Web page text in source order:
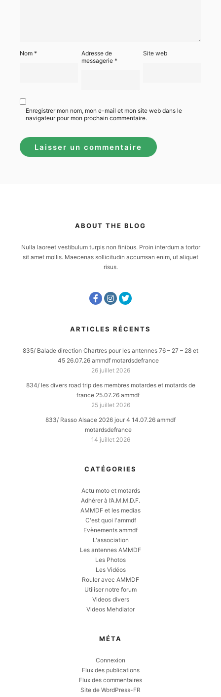
Nom *
Adresse de
messagerie*
Site web
Enregistrer mon nom, mon e-mail et mon site web dans le
navigateur pour mon prochain commentaire.
ABOUT THE BLOG
Nulla laoreet vestibulum turpis non finibus. Proin interdum a tortor
sit amet mollis. Maecenas sollicitudin accumsan enim, ut aliquet
risus.
ARTICLES RÉCENTS
835/ Balade direction Chartres pour les antennes 76 – 27 – 28 et
45 26.07.26 ammdf motardsdefrance
26 juillet 2026
834/ les divers road trip des membres motardes et motards de
france 25.07.26 ammdf
25 juillet 2026
833/ Rasso Alsace 2026 jour 4 14.07.26 ammdf
motardsdefrance
14 juillet 2026
CATÉGORIES
Actu moto et motards
Adhérer à l’A.M.M.D.F.
AMMDF et les medias
C'est quoi l'ammdf
Evènements ammdf
L'association
Les antennes AMMDF
Les Photos
Les Vidéos
Rouler avec AMMDF
Utiliser notre forum
Videos divers
Videos Mehdiator
MÉTA
Connexion
Flux des publications
Flux des commentaires
Site de WordPress-FR